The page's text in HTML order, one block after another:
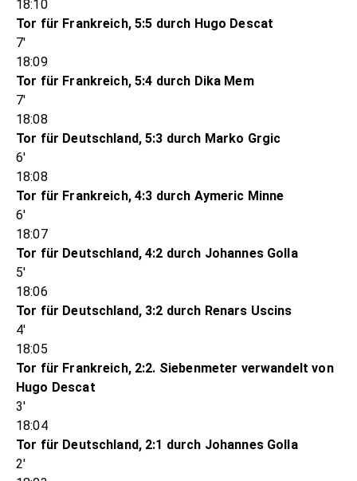
18:10
Tor für Frankreich, 5:5 durch Hugo Descat
7'
18:09
Tor für Frankreich, 5:4 durch Dika Mem
7'
18:08
Tor für Deutschland, 5:3 durch Marko Grgic
6'
18:08
Tor für Frankreich, 4:3 durch Aymeric Minne
6'
18:07
Tor für Deutschland, 4:2 durch Johannes Golla
5'
18:06
Tor für Deutschland, 3:2 durch Renars Uscins
4'
18:05
Tor für Frankreich, 2:2. Siebenmeter verwandelt von
Hugo Descat
3'
18:04
Tor für Deutschland, 2:1 durch Johannes Golla
2'